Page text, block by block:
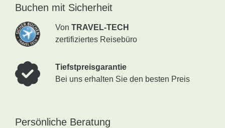
Buchen mit Sicherheit
Von TRAVEL-TECH
zertifiziertes Reisebüro
Tiefstpreisgarantie
Bei uns erhalten Sie den besten Preis
Persönliche Beratung